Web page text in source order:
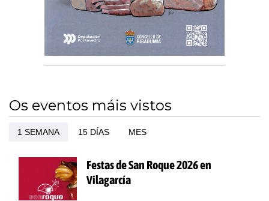
Os eventos máis vistos
1 SEMANA 15 DÍAS MES
Festas de San Roque 2026 en
Vilagarcía